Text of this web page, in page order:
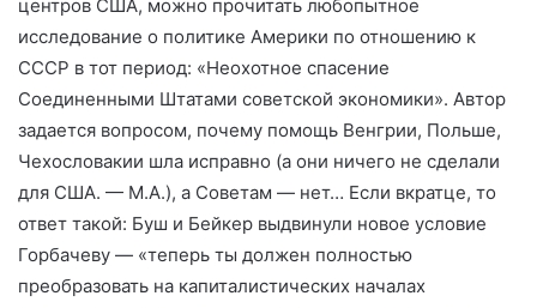
центров США, можно прочитать любопытное
исследование о политике Америки по отношению к
СССР в тот период: «Неохотное спасение
Соединенными Штатами советской экономики». Автор
задается вопросом, почему помощь Венгрии, Польше,
Чехословакии шла исправно (а они ничего не сделали
для США. — М.А.), а Советам — нет… Если вкратце, то
ответ такой: Буш и Бейкер выдвинули новое условие
Горбачеву — «теперь ты должен полностью
преобразовать на капиталистических началах